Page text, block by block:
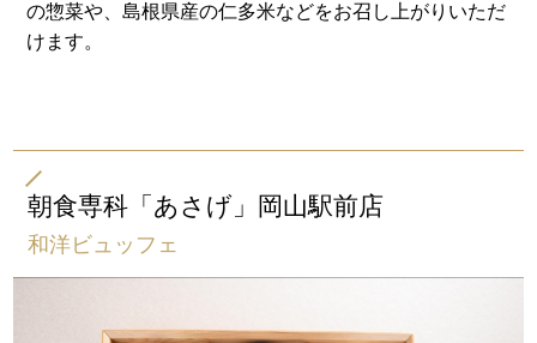
の惣菜や、島根県産の仁多米などをお召し上がりいただ
けます。
朝食専科「あさげ」岡山駅前店
和洋ビュッフェ